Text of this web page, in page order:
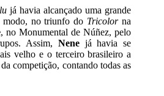
já havia alcançado uma grande
modo, no triunfo do Tricolorna
, no Monumental de Núñez, pelo
Assim, Nenejá havia se
velho e o terceiro brasileiro a
competição, contando todas as